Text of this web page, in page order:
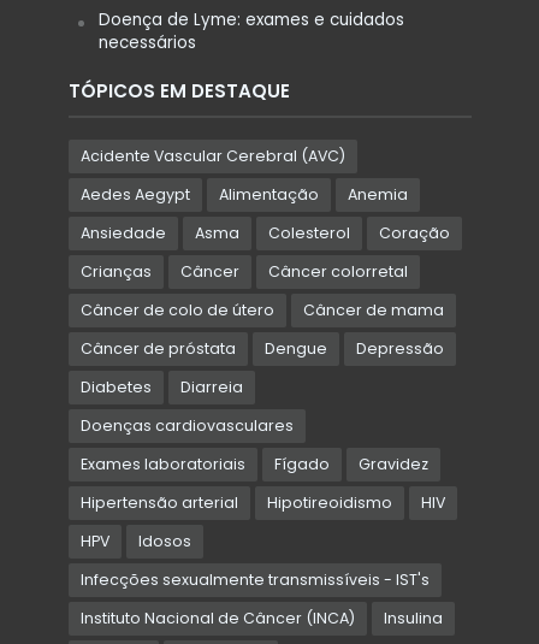
Doença de Lyme: exames e cuidados
necessários
TÓPICOS EM DESTAQUE
Acidente Vascular Cerebral (AVC)
Aedes Aegypt
Alimentação
Anemia
Ansiedade
Asma Colesterol
Coração
Crianças
Câncer
Câncer colorretal
Câncer de colo de útero
Câncer de mama
Câncer de próstata
Dengue
Depressão
Diabetes
Diarreia
Doenças cardiovasculares
Exames laboratoriais
Fígado
Gravidez
Hipertensão arterial
Hipotireoidismo
HIV
HPV
Idosos
Infecções sexualmente transmissíveis - IST's
Instituto Nacional de Câncer (INCA)
Insulina